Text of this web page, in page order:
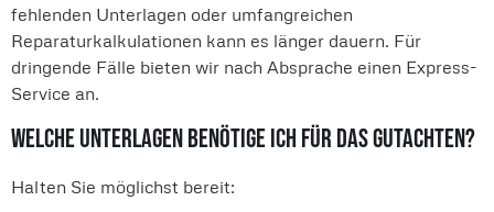
fehlenden Unterlagen oder umfangreichen
Reparaturkalkulationen kann es länger dauern. Für
dringende Fälle bieten wir nach Absprache einen Express-
Service an.
Welche Unterlagen benötige ich für das Gutachten?
Halten Sie möglichst bereit: